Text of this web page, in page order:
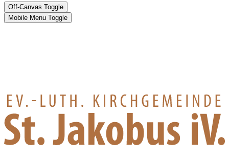
Off-Canvas Toggle
Mobile Menu Toggle